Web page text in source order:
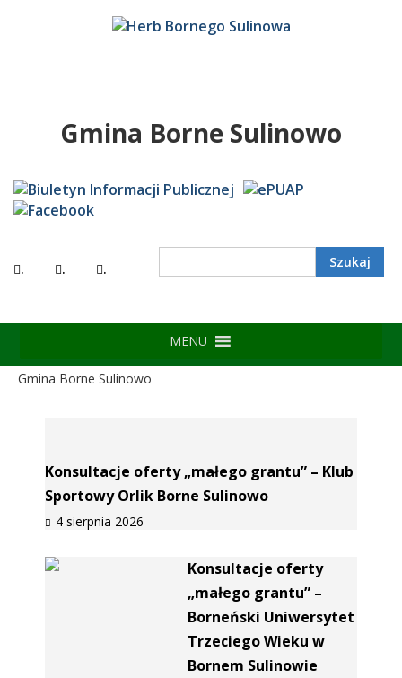
Gmina Borne Sulinowo
. . .
MENU
Gmina Borne Sulinowo
Konsultacje oferty „małego grantu” – Klub
Sportowy Orlik Borne Sulinowo
4 sierpnia 2026
Konsultacje oferty
„małego grantu” –
Borneński Uniwersytet
Trzeciego Wieku w
Bornem Sulinowie